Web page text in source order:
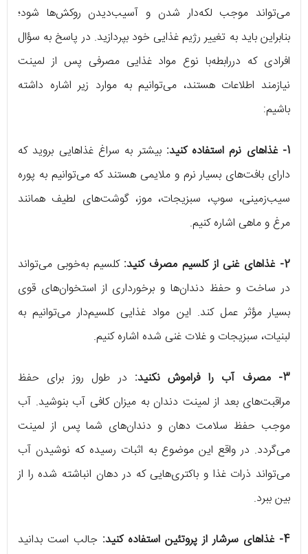
می‌تواند موجب لکه‌دار شدن و آسیب‌دیدن روکش‌ها شود؛
بنابراین باید به تغییر رژیم غذایی خود بپردازید. در پاسخ به سؤال
افرادی که دررابطه‌با نوع مواد غذایی مصرفی پس از لمینت
نیازمند اطلاعات هستند، می‌توانیم به موارد زیر اشاره داشته
باشیم:
1- غذاهای نرم استفاده کنید:
بیشتر به سراغ غذاهایی بروید که
دارای بافت‌های بسیار نرم و ملایمی هستند که می‌توانیم به پوره
سیب‌زمینی، سوپ، سبزیجات، موز، گوشت‌های لطیف همانند
مرغ و ماهی اشاره کنیم.
2- غذاهای غنی از کلسیم مصرف کنید:
کلسیم به‌خوبی می‌تواند
در ساخت و حفظ دندان‌ها و برخورداری از استخوان‌های قوی
بسیار مؤثر عمل کند. این مواد غذایی کلسیم‌دار می‌توانیم به
لبنیات، سبزیجات و غلات غنی شده اشاره کنیم.
3- مصرف آب را فراموش نکنید:
در طول روز برای حفظ
مراقبت‌های بعد از لمینت دندان به میزان کافی آب بنوشید. آب
موجب حفظ سلامت دهان و دندان‌های شما پس از لمینت
می‌گردد. در واقع این موضوع به اثبات رسیده که نوشیدن آب
می‌تواند ذرات غذا و باکتری‌هایی که در دهان انباشته شده را از
بین ببرد.
4- غذاهای سرشار از پروتئین استفاده کنید:
جالب است بدانید